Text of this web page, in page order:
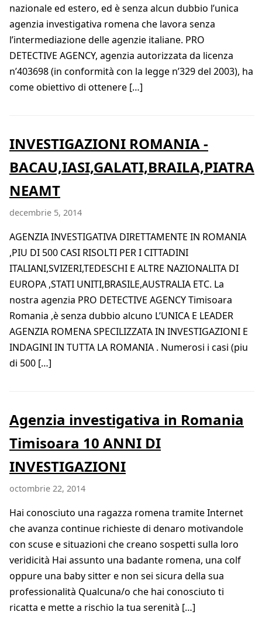
nazionale ed estero, ed è senza alcun dubbio l’unica
agenzia investigativa romena che lavora senza
l’intermediazione delle agenzie italiane. PRO
DETECTIVE AGENCY, agenzia autorizzata da licenza
n’403698 (in conformità con la legge n’329 del 2003), ha
come obiettivo di ottenere […]
INVESTIGAZIONI ROMANIA -
BACAU,IASI,GALATI,BRAILA,PIATRA
NEAMT
decembrie 5, 2014
AGENZIA INVESTIGATIVA DIRETTAMENTE IN ROMANIA
,PIU DI 500 CASI RISOLTI PER I CITTADINI
ITALIANI,SVIZERI,TEDESCHI E ALTRE NAZIONALITA DI
EUROPA ,STATI UNITI,BRASILE,AUSTRALIA ETC. La
nostra agenzia PRO DETECTIVE AGENCY Timisoara
Romania ,è senza dubbio alcuno L’UNICA E LEADER
AGENZIA ROMENA SPECILIZZATA IN INVESTIGAZIONI E
INDAGINI IN TUTTA LA ROMANIA . Numerosi i casi (piu
di 500 […]
Agenzia investigativa in Romania
Timisoara 10 ANNI DI
INVESTIGAZIONI
octombrie 22, 2014
Hai conosciuto una ragazza romena tramite Internet
che avanza continue richieste di denaro motivandole
con scuse e situazioni che creano sospetti sulla loro
veridicità Hai assunto una badante romena, una colf
oppure una baby sitter e non sei sicura della sua
professionalità Qualcuna/o che hai conosciuto ti
ricatta e mette a rischio la tua serenità […]